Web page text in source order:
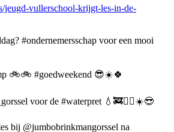
jeugd-vullerschool-krijgt-les-in-de-
#ondernemersschap voor een mooi
🚲🚲 #goedweekend 😎☀️🍀
voor de #waterpret 💧🚒🤸‍♂️☀️😎
bij @jumbobrinkmangorssel na